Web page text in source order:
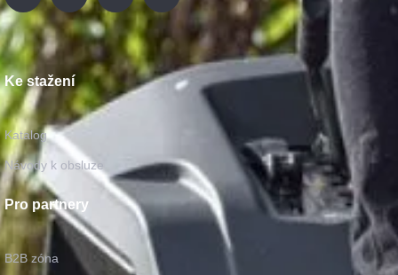
Ke stažení
Katalog
Návody k obsluze
Pro partnery
B2B zóna